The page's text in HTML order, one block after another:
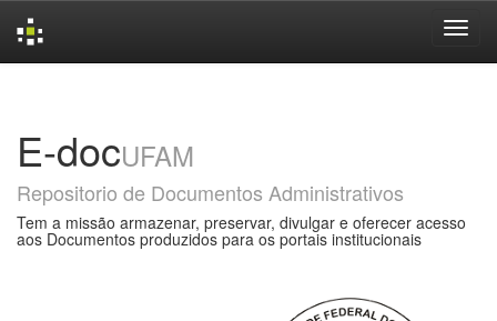
E-docUFAM
Repositorio de Documentos Administrativos
Tem a missão armazenar, preservar, divulgar e oferecer acesso
aos Documentos produzidos para os portais institucionais